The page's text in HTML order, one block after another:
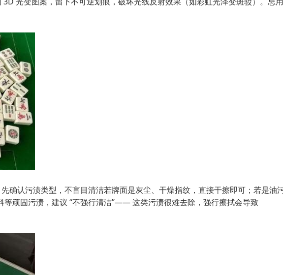
确认污渍类型，不盲目清洁若牌面是灰尘、干燥指纹，直接干擦即可；若是油
等顽固污渍，建议 “不强行清洁”—— 这类污渍很难去除，强行擦拭会导致